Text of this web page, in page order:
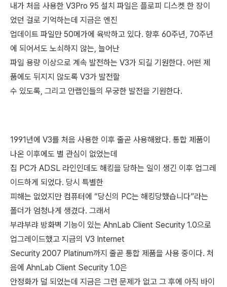
내가 처음 사용한 V3Pro 95 설치 파일은 플로피 디스켓 한 장이
었던 걸로 기억하는데 지금은 엔진
업데이트 파일만 50메가에 육박하고 있다. 향후 60주년, 70주년
에 되어서도 노쇠하지 않는, 늘어난
파일 용량 이상으로 계속 발전하는 V3가 되길 기원한다. 어떤 제
품에도 뒤지지 않도록 V3가 발전할
수 있도록, 그리고 안랩인들의 무궁한 발전을 기원한다.
1991년에 V3를 처음 사용한 이후 줄곧 사용해왔다. 통합 제품이
나온 이후에도 별 관심이 없었는데
집 PC가 ADSL 라인인데도 해킹을 당하는 일이 생긴 이후 업그레
이드하게 되었다. 당시 특별한
피해는 없었지만 컴퓨터에 “당신의 PC는 해킹당했습니다”라는
폴더가 엄청나게 생겼다. 그래서
부랴부랴 방화벽 기능이 있는 AhnLab Client Security 1.0으로
업그레이드했고 지금의 V3 Internet
Security 2007 Platinum까지 줄곧 통합 제품을 사용 중이다. 처
음에 AhnLab Client Security 1.0은
안정화가 덜 되었는데 지금은 그런 문제가 없고 그 후에 아직 바이